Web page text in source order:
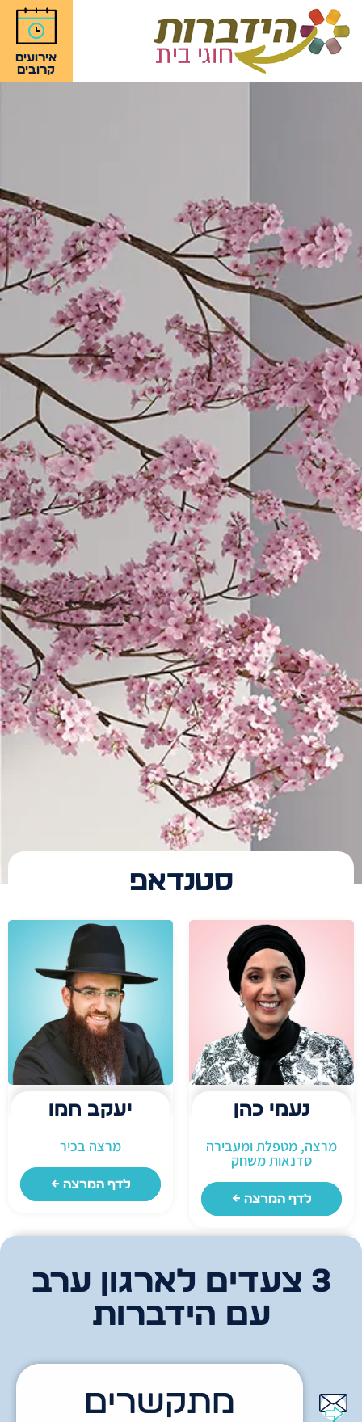
אירועים
קרובים
סטנדאפ
נעמי כהן
מרצה, מטפלת ומעבירה
סדנאות משחק
לדף המרצה ←
יעקב חמו
מרצה בכיר
לדף המרצה ← לחצו כאן ←
3 צעדים לארגון ערב
עם הידברות
מתקשרים